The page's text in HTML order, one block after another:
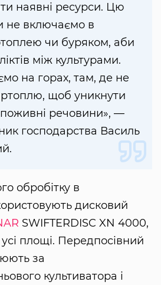
наявні ресурси. Цю
не включаємо в
чи буряком, аби
між культурами.
на горах, там, де не
щоб уникнути
поживні речовини», —
господарства Василь
обробітку в
дисковий
SWIFTERDISC XN 4000,
площі. Передпосівний
за
культиватора і